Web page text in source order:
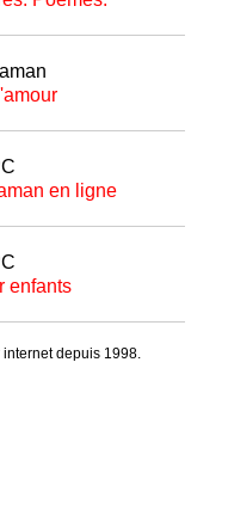
en ligne
enfants
depuis 1998.